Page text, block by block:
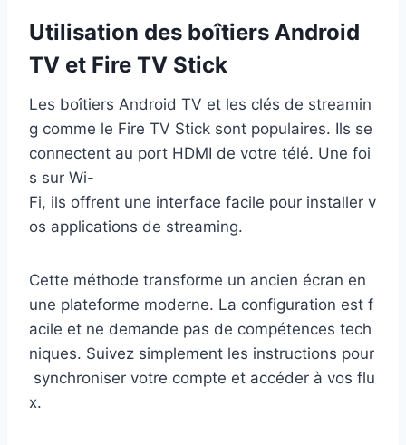
Utilisation des boîtiers Android
TV et Fire TV Stick
Les boîtiers Android TV et les clés de streamin
g comme le Fire TV Stick sont populaires. Ils se
connectent au port HDMI de votre télé. Une foi
s sur Wi-
Fi, ils offrent une interface facile pour installer v
os applications de streaming.
Cette méthode transforme un ancien écran en
une plateforme moderne. La configuration est f
acile et ne demande pas de compétences tech
niques. Suivez simplement les instructions pour
synchroniser votre compte et accéder à vos flu
x.